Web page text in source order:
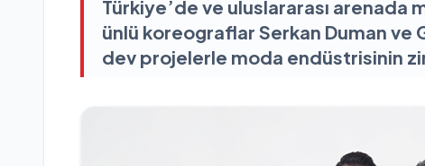
Türkiye’de ve uluslararası arenada
ünlü koreograflar Serkan Duman
dev projelerle moda endüstrisinin